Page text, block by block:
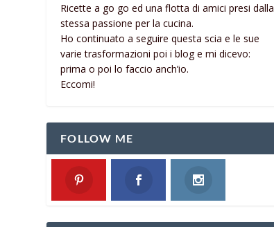
Ricette a go go ed una flotta di amici presi dalla
stessa passione per la cucina.
Ho continuato a seguire questa scia e le sue
varie trasformazioni poi i blog e mi dicevo:
prima o poi lo faccio anch’io.
Eccomi!
FOLLOW ME